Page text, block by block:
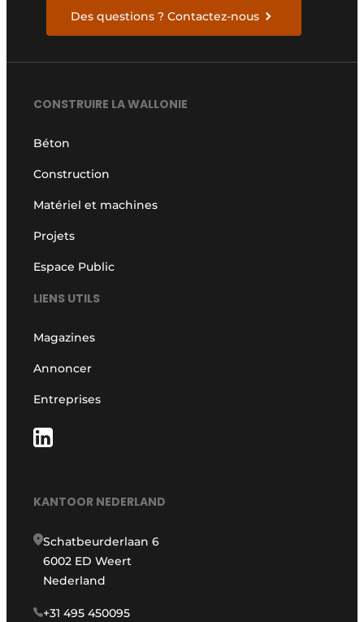
Des questions ? Contactez-nous
CONSTRUIRE LA WALLONIE
Béton
Construction
Matériel et machines
Projets
Espace Public
LIENS UTILS
Magazines
Annoncer
Entreprises
KANTOOR NEDERLAND
Schatbeurderlaan 6
6002 ED Weert
Nederland
+31 495 450095